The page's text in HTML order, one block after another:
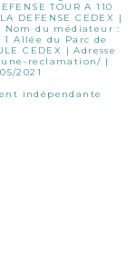
TOUR A 110
DEFENSE CEDEX |
Nom du médiateur :
1 Allée du Parc de
CEDEX | Adresse
une-reclamation/ |
2021
indépendante